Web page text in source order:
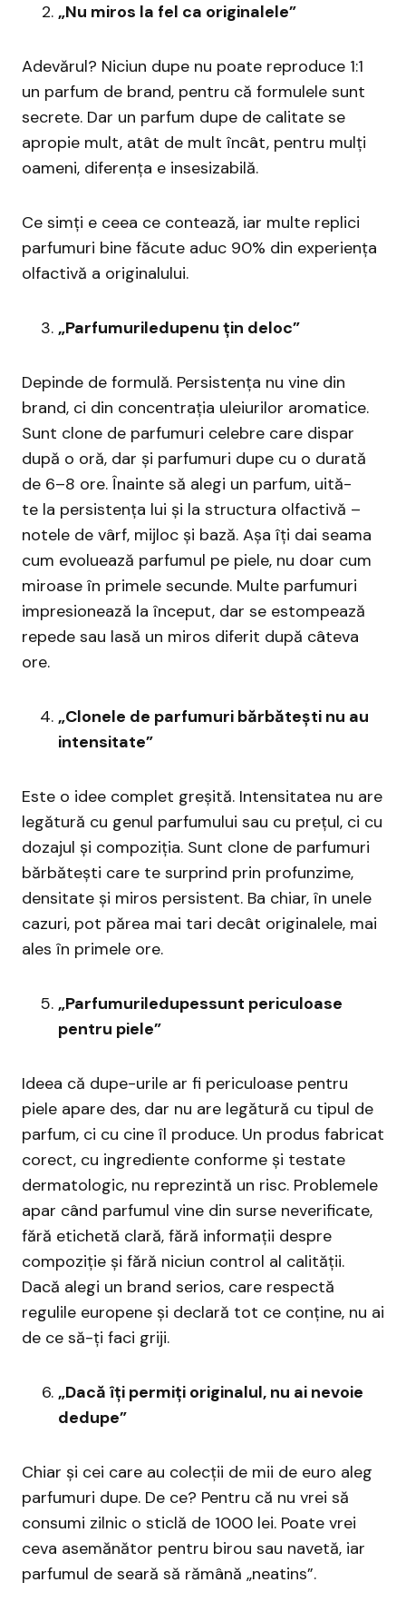
„Nu miros la fel ca originalele”
Adevărul? Niciun dupe nu poate reproduce 1:1
un parfum de brand, pentru că formulele sunt
secrete. Dar un parfum dupe de calitate se
apropie mult, atât de mult încât, pentru mulți
oameni, diferența e insesizabilă.
Ce simți e ceea ce contează, iar multe replici
parfumuri bine făcute aduc 90% din experiența
olfactivă a originalului.
„Parfumuriledupenu țin deloc”
Depinde de formulă. Persistența nu vine din
brand, ci din concentrația uleiurilor aromatice.
Sunt clone de parfumuri celebre care dispar
după o oră, dar și parfumuri dupe cu o durată
de 6–8 ore. Înainte să alegi un parfum, uită-
te la persistența lui și la structura olfactivă –
notele de vârf, mijloc și bază. Așa îți dai seama
cum evoluează parfumul pe piele, nu doar cum
miroase în primele secunde. Multe parfumuri
impresionează la început, dar se estompează
repede sau lasă un miros diferit după câteva
ore.
„Clonele de parfumuri bărbătești nu au
intensitate”
Este o idee complet greșită. Intensitatea nu are
legătură cu genul parfumului sau cu prețul, ci cu
dozajul și compoziția. Sunt clone de parfumuri
bărbătești care te surprind prin profunzime,
densitate și miros persistent. Ba chiar, în unele
cazuri, pot părea mai tari decât originalele, mai
ales în primele ore.
„Parfumuriledupessunt periculoase
pentru piele”
Ideea că dupe-urile ar fi periculoase pentru
piele apare des, dar nu are legătură cu tipul de
parfum, ci cu cine îl produce. Un produs fabricat
corect, cu ingrediente conforme și testate
dermatologic, nu reprezintă un risc. Problemele
apar când parfumul vine din surse neverificate,
fără etichetă clară, fără informații despre
compoziție și fără niciun control al calității.
Dacă alegi un brand serios, care respectă
regulile europene și declară tot ce conține, nu ai
de ce să-ți faci griji.
„Dacă îți permiți originalul, nu ai nevoie
dedupe”
Chiar și cei care au colecții de mii de euro aleg
parfumuri dupe. De ce? Pentru că nu vrei să
consumi zilnic o sticlă de 1000 lei. Poate vrei
ceva asemănător pentru birou sau navetă, iar
parfumul de seară să rămână „neatins”.